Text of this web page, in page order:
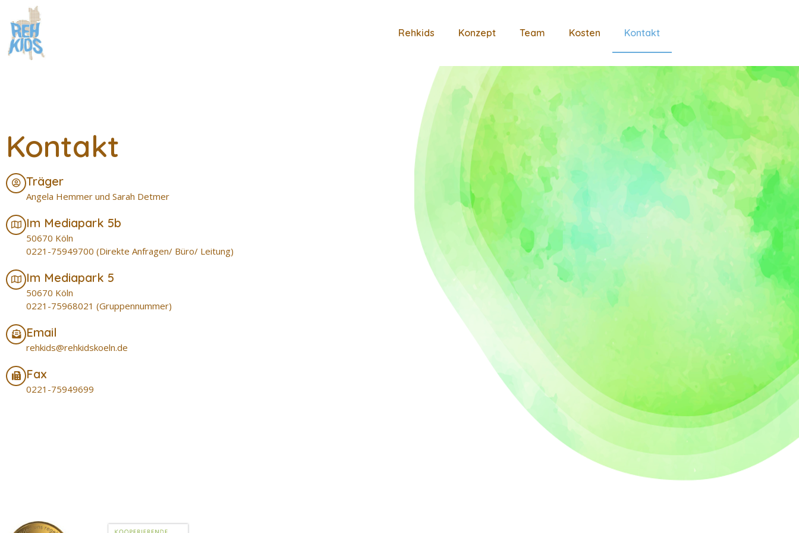
Rehkids Konzept Team Kosten Kontakt
Kontakt
Träger
Angela Hemmer und Sarah Detmer
Im Mediapark 5b
50670 Köln
0221-75949700 (Direkte Anfragen/ Büro/ Leitung)
Im Mediapark 5
50670 Köln
0221-75968021 (Gruppennummer)
Email
rehkids@rehkidskoeln.de
Fax
0221-75949699